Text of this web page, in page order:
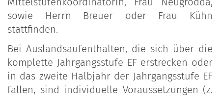
sowie Herrn Breuer oder Frau Kühn
stattfinden.
Bei Auslandsaufenthalten, die sich über die
komplette Jahrgangsstufe EF erstrecken oder
in das zweite Halbjahr der Jahrgangsstufe EF
fallen, sind individuelle Voraussetzungen (z.